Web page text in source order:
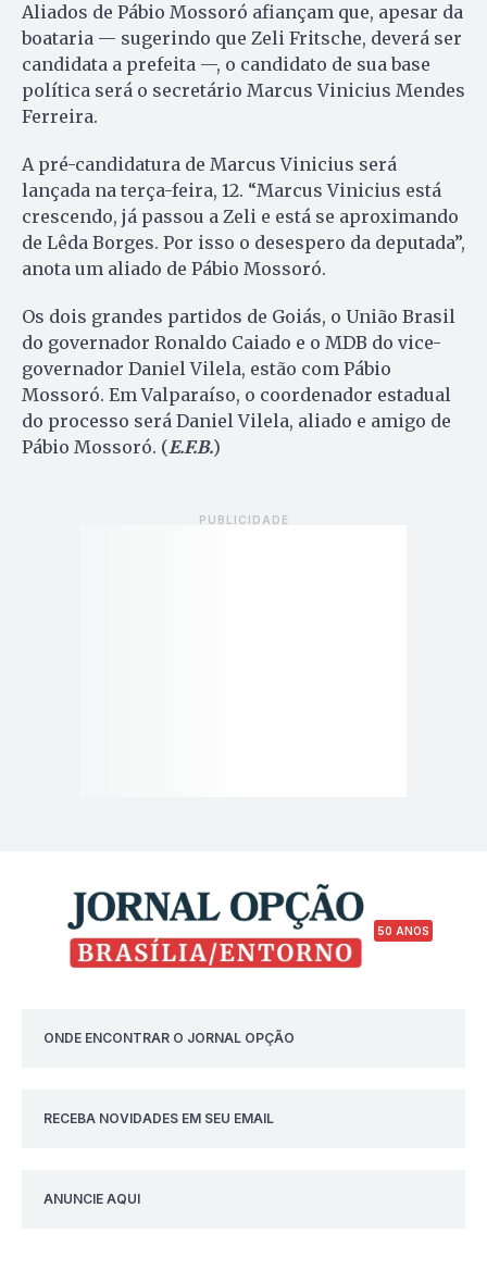
Aliados de Pábio Mossoró afiançam que, apesar da
boataria — sugerindo que Zeli Fritsche, deverá ser
candidata a prefeita —, o candidato de sua base
política será o secretário Marcus Vinicius Mendes
Ferreira.
A pré-candidatura de Marcus Vinicius será
lançada na terça-feira, 12. “Marcus Vinicius está
crescendo, já passou a Zeli e está se aproximando
de Lêda Borges. Por isso o desespero da deputada”,
anota um aliado de Pábio Mossoró.
Os dois grandes partidos de Goiás, o União Brasil
do governador Ronaldo Caiado e o MDB do vice-
governador Daniel Vilela, estão com Pábio
Mossoró. Em Valparaíso, o coordenador estadual
do processo será Daniel Vilela, aliado e amigo de
Pábio Mossoró. (E.F.B.)
50 ANOS
ONDE ENCONTRAR O JORNAL OPÇÃO
RECEBA NOVIDADES EM SEU EMAIL
ANUNCIE AQUI